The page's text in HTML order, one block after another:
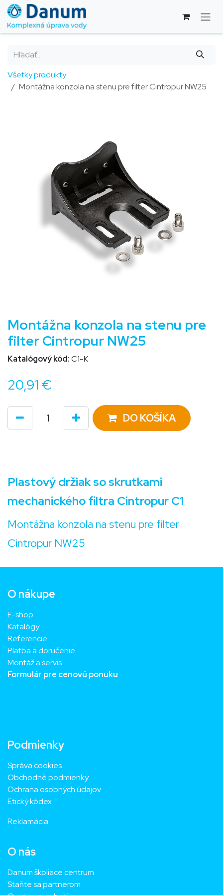
Skip to Content
Všetky produkty
Montážna konzola na stenu pre filter Cintropur NW25
Montážna konzola na stenu pre
filter Cintropur NW25
Katalógový kód:C1-K
20,91 €
DO KOŠÍKA
Plastový držiak so skrutkami
mechanického filtra Cintropur C1
Montážna konzola na stenu pre filter
Cintropur NW25
O nákupe
E-shop
Katalógy
Referencie
Platba a doručenie
Montáž a servis
Formulár pre cenovú ponuku
Podmienky
Správa cookies
Obchodné podmienky
Ochrana osobných údajov
Etický kódex
Reklamácia
O nás
Danum školiace centrum
Staňte sa partnerom